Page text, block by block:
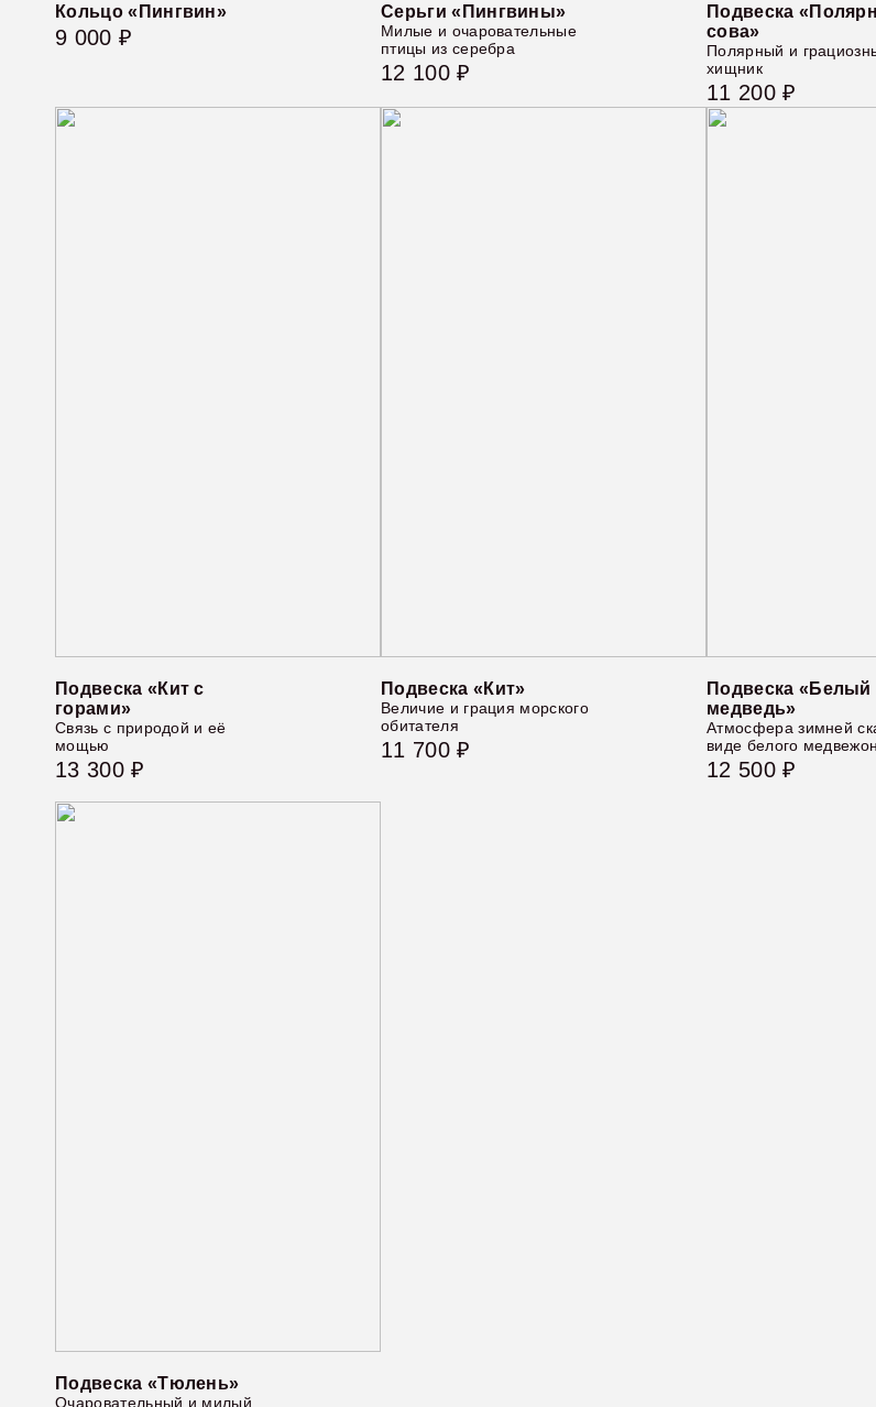
Кольцо «Пингвин»
9 000 ₽
Серьги «Пингвины»
Милые и очаровательные
птицы из серебра
12 100 ₽
Подвеска
сова»
Полярный и
хищник
11 200 ₽
Подвеска «Кит с
горами»
Связь с природой и её
мощью
13 300 ₽
Подвеска «Кит»
Величие и грация морского
обитателя
11 700 ₽
Подвеска «Белый
медведь»
Атмосфера зимней
виде белого
12 500 ₽
Подвеска «Тюлень»
Очаровательный и милый